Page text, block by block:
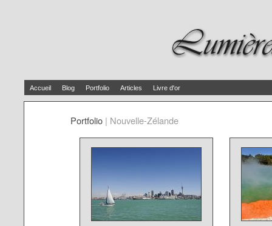
Accueil Blog Portfolio Articles Livre d'or
Portfolio | Nouvelle-Zélande